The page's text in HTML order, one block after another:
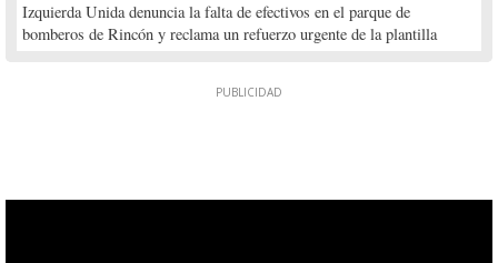
Izquierda Unida denuncia la falta de efectivos en el parque de
bomberos de Rincón y reclama un refuerzo urgente de la plantilla